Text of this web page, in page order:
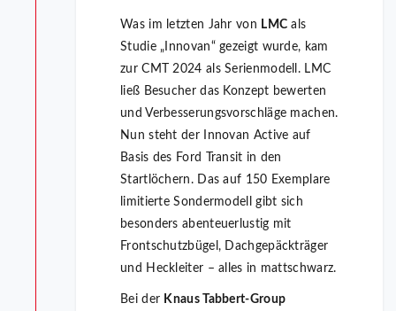
Was im letzten Jahr von LMC als
Studie „Innovan“ gezeigt wurde, kam
zur CMT 2024 als Serienmodell. LMC
ließ Besucher das Konzept bewerten
und Verbesserungsvorschläge machen.
Nun steht der Innovan Active auf
Basis des Ford Transit in den
Startlöchern. Das auf 150 Exemplare
limitierte Sondermodell gibt sich
besonders abenteuerlustig mit
Frontschutzbügel, Dachgepäckträger
und Heckleiter – alles in mattschwarz.
Bei der Knaus Tabbert-Group